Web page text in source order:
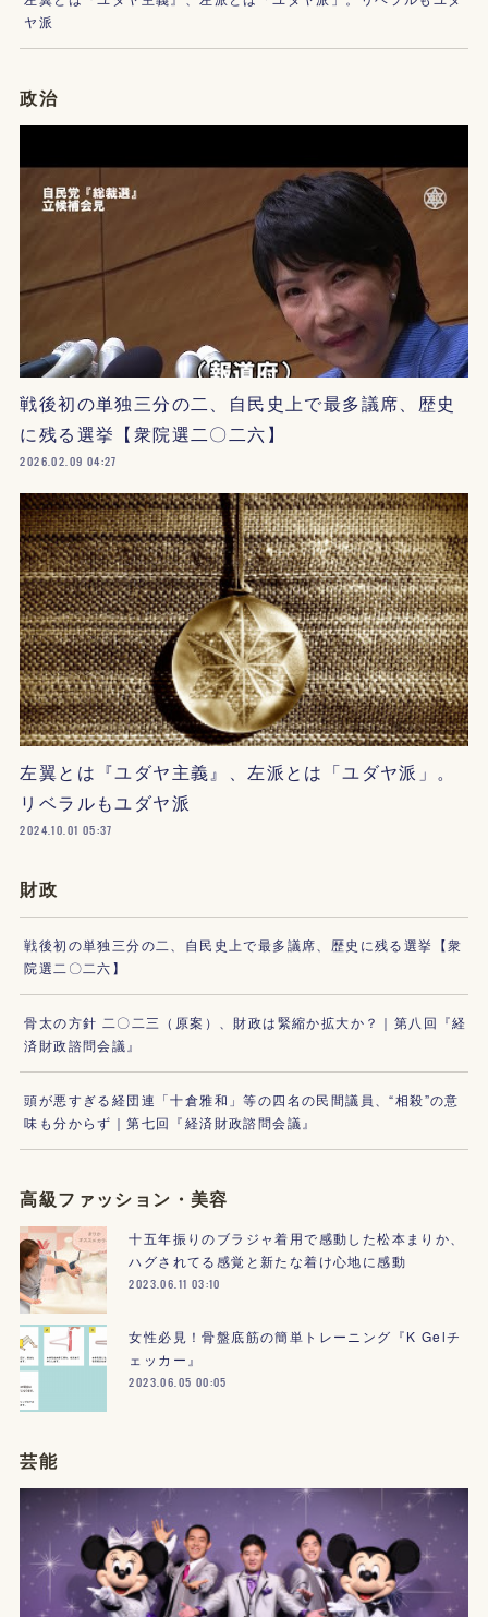
ヤ派
政治
戦後初の単独三分の二、自民史上で最多議席、歴史
に残る選挙【衆院選二〇二六】
2026.02.09 04:27
左翼とは『ユダヤ主義』、左派とは「ユダヤ派」。
リベラルもユダヤ派
2024.10.01 05:37
財政
戦後初の単独三分の二、自民史上で最多議席、歴史に残る選挙【衆
院選二〇二六】
骨太の方針 二〇二三（原案）、財政は緊縮か拡大か？｜第八回『経
済財政諮問会議』
頭が悪すぎる経団連「十倉雅和」等の四名の民間議員、“相殺”の意
味も分からず｜第七回『経済財政諮問会議』
高級ファッション・美容
十五年振りのブラジャ着用で感動した松本まりか、
ハグされてる感覚と新たな着け心地に感動
2023.06.11 03:10
女性必見！骨盤底筋の簡単トレーニング『K Gelチ
ェッカー』
2023.06.05 00:05
芸能